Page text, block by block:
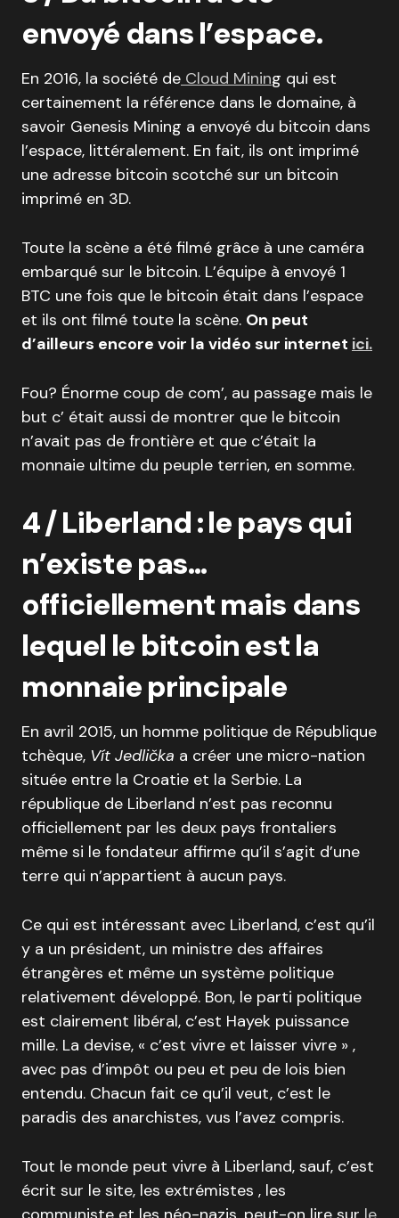
envoyé dans l’espace.
En 2016, la société de Cloud Mining qui est
certainement la référence dans le domaine, à
savoir Genesis Mining a envoyé du bitcoin dans
l’espace, littéralement. En fait, ils ont imprimé
une adresse bitcoin scotché sur un bitcoin
imprimé en 3D.
Toute la scène a été filmé grâce à une caméra
embarqué sur le bitcoin. L’équipe à envoyé 1
BTC une fois que le bitcoin était dans l’espace
et ils ont filmé toute la scène. On peut
d’ailleurs encore voir la vidéo sur internet ici.
Fou? Énorme coup de com’, au passage mais le
but c’ était aussi de montrer que le bitcoin
n’avait pas de frontière et que c’était la
monnaie ultime du peuple terrien, en somme.
4 / Liberland : le pays qui
n’existe pas…
officiellement mais dans
lequel le bitcoin est la
monnaie principale
En avril 2015, un homme politique de République
tchèque, Vít Jedlička a créer une micro-nation
située entre la Croatie et la Serbie. La
république de Liberland n’est pas reconnu
officiellement par les deux pays frontaliers
même si le fondateur affirme qu’il s’agit d’une
terre qui n’appartient à aucun pays.
Ce qui est intéressant avec Liberland, c’est qu’il
y a un président, un ministre des affaires
étrangères et même un système politique
relativement développé. Bon, le parti politique
est clairement libéral, c’est Hayek puissance
mille. La devise, « c’est vivre et laisser vivre » ,
avec pas d’impôt ou peu et peu de lois bien
entendu. Chacun fait ce qu’il veut, c’est le
paradis des anarchistes, vus l’avez compris.
Tout le monde peut vivre à Liberland, sauf, c’est
écrit sur le site, les extrémistes , les